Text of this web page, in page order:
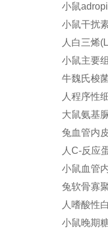
小鼠
小鼠干扰
人白三烯
小鼠主要
牛魏氏梭
人程序性
大鼠氨基
兔血管内
人C-反应
小鼠血管
兔软骨寡
人嗜酸性
小鼠晚期